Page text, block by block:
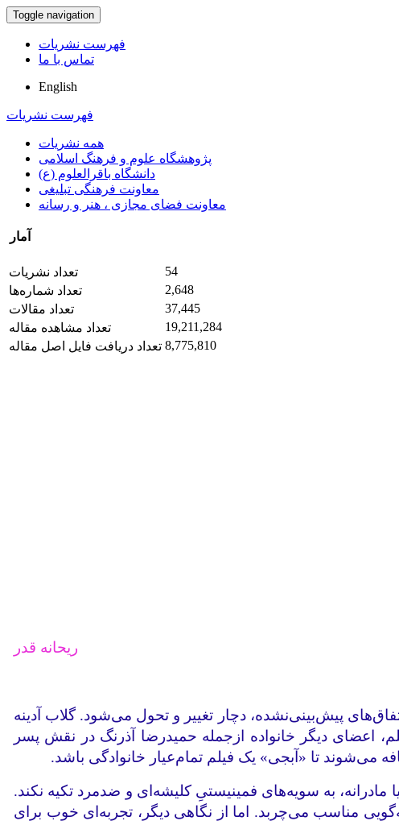
Toggle navigation
فهرست نشریات
تماس با ما
English
فهرست نشریات
همه نشریات
پژوهشگاه علوم و فرهنگ اسلامی
دانشگاه باقرالعلوم (ع)
معاونت فرهنگی تبلیغی
معاونت فضای مجازی ، هنر و رسانه
آمار
تعداد نشریات
54
تعداد شماره‌ها
2,648
تعداد مقالات
37,445
تعداد مشاهده مقاله
19,211,284
تعداد دریافت فایل اصل مقاله 8,775,810
ریحانه قدر
پیش‌بینی‌نشده، دچار تغییر و تحول می‌شود. گلاب آدینه
اعضای دیگر خانواده ازجمله حمیدرضا آذرنگ در نقش پسر
می‌شوند تا «آبجی» یک فیلم تمام‌عیار خانوادگی باشد.
به سویه‌های فمینیستیِ کلیشه‌ای و ضدمرد تکیه نکند.
مناسب می‌چربد. اما از نگاهی دیگر، تجربه‌ای خوب برای